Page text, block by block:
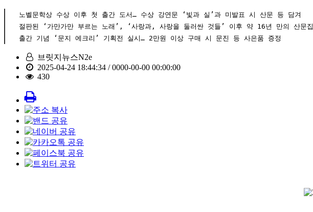
노벨문학상 수상 이후 첫 출간 도서… 수상 강연문 ‘빛과 실’과 미발표 시 산문 등 담겨
절판된 ‘가만가만 부르는 노래’, ‘사랑과, 사랑을 둘러싼 것들’ 이후 약 16년 만의 산문집
출간 기념 ‘문지 에크리’ 기획전 실시… 2만원 이상 구매 시 문진 등 사은품 증정
브릿지뉴스N2e
2025-04-24 18:44:34 / 0000-00-00 00:00:00
430